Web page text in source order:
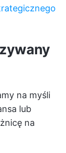
na myśli
lub
na